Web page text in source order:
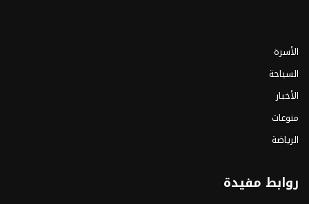
الأسرة
السياحة
الأخبار
منوعات
الرياضة
روابط مفيدة